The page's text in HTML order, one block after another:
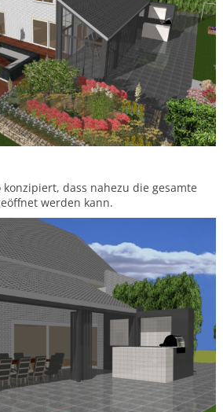
dass nahezu die gesamte
werden kann.